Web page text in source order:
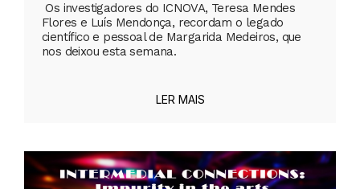
Os investigadores do ICNOVA, Teresa Mendes
Flores e Luís Mendonça, recordam o legado
científico e pessoal de Margarida Medeiros, que
nos deixou esta semana.
LER MAIS